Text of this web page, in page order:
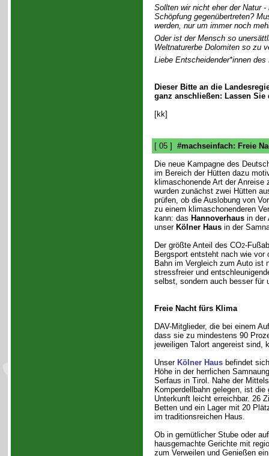
Sollten wir nicht eher der Natur
Schöpfung gegenübertreten?
werden, nur um immer noch
Oder ist der Mensch so
Weltnaturerbe Dolomiten so zu
Liebe Entscheidender*innen
Dieser Bitte an die
ganz anschließen: Lassen
[kk]
[ 05 ] #machseinfach: Freie
Die neue Kampagne des
im Bereich der Hütten dazu
klimaschonende Art der Anreise
wurden zunächst zwei Hütten
prüfen, ob die Auslobung von
zu einem klimaschonenderen
kann: das Hannoverhausin der
unser Kölner Hausin der
Der größte Anteil des CO2-
Bergsport entsteht nach wie vor
Bahn im Vergleich zum Auto ist
stressfreier und
selbst, sondern auch besser für
Freie Nacht fürs Klima
DAV-Mitglieder, die bei einem
dass sie zu mindestens 90
jeweiligen Talort angereist sind,
Unser Kölner Hausbefindet
Höhe in der herrlichen
Serfaus in Tirol. Nahe der
Komperdellbahn gelegen, ist die
Unterkunft leicht erreichbar. 26
Betten und ein Lager mit 20
im traditionsreichen Haus.
Ob in gemütlicher Stube oder
hausgemachte Gerichte mit
zum Verweilen und Genießen